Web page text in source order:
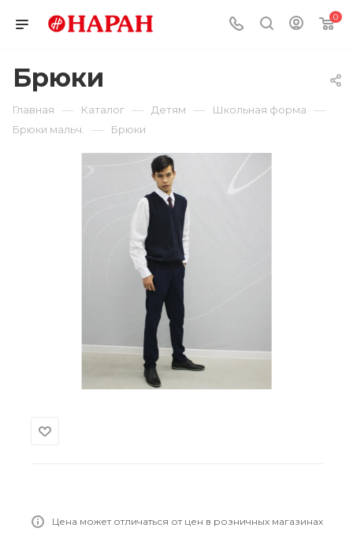
0
Брюки
Главная — Каталог — Детям — Школьная форма —
Брюки мальч. — Брюки
Цена может отличаться от цен в розничных магазинах